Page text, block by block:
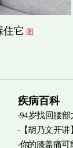
住它 图
疾病百科
94岁找回腰部
【胡乃文开讲
自救
你的膝盖痛可